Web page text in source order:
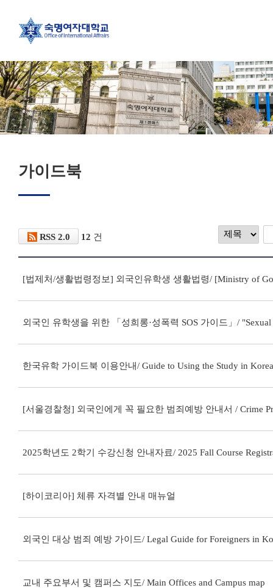
가이드북
RSS 2.0 12 건
외국인 유학생을 위한 「성희롱·성폭력 SOS 가이드」/ "Sexual
한국유학 가이드북 이용안내/ Guide to Using the Study in Korea
2025학년도 2학기 수강신청 안내자료/ 2025 Fall Course
[하이코리아] 체류 자격별 안내 매뉴얼
외국인 대상 범죄 예방 가이드/ Legal Guide for Foreigners in Ko
교내 주요부서 및 캠퍼스 지도/ Main Offices and Campus map